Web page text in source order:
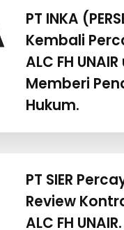
PT INKA
Kembali
ALC FH
Memberi
Hukum.
PT SIER
Review
ALC FH UNAIR.